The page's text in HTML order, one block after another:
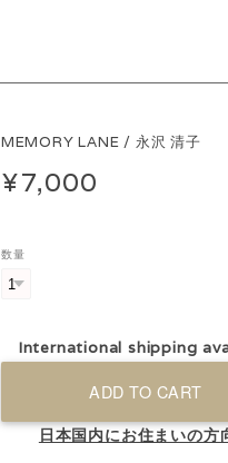
MEMORY LANE / 永沢 清子
¥7,000
数量
International shipping
ADD TO CART
日本国内にお住まいの方